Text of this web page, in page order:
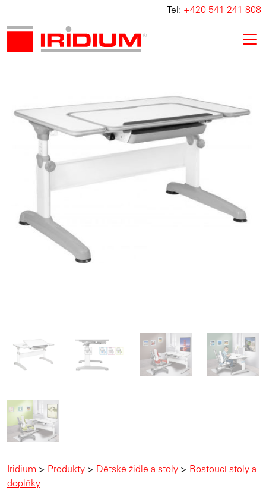
Tel: +420 541 241 808
Iridium > Produkty > Dětské židle a stoly > Rostoucí stoly a
doplňky